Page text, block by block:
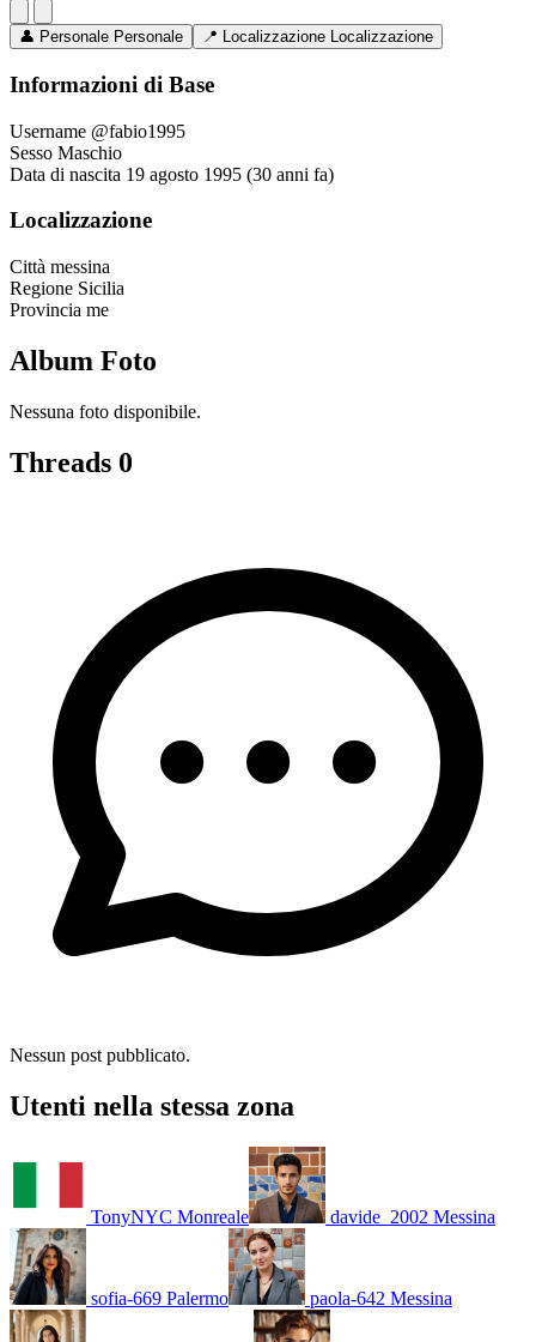
👤 Personale Personale 📍 Localizzazione Localizzazione
Informazioni di Base
Username @fabio1995
Sesso Maschio
Data di nascita 19 agosto 1995 (30 anni fa)
Localizzazione
Città messina
Regione Sicilia
Provincia me
Album Foto
Nessuna foto disponibile.
Threads 0
Nessun post pubblicato.
Utenti nella stessa zona
TonyNYC Monreale davide_2002 Messina
sofia-669 Palermo paola-642 Messina